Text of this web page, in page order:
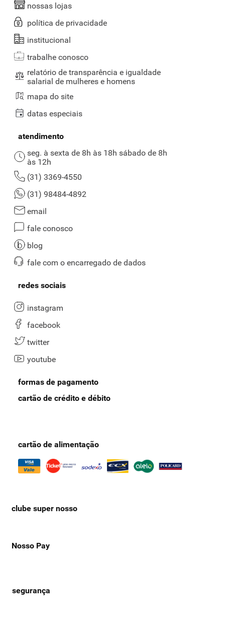
nossas lojas
política de privacidade
institucional
trabalhe conosco
relatório de transparência e igualdade
salarial de mulheres e homens
mapa do site
datas especiais
atendimento
seg. à sexta de 8h às 18h sábado de 8h
às 12h
(31) 3369-4550
(31) 98484-4892
email
fale conosco
blog
fale com o encarregado de dados
redes sociais
instagram
facebook
twitter
youtube
formas de pagamento
cartão de crédito e débito
cartão de alimentação
clube super nosso
Nosso Pay